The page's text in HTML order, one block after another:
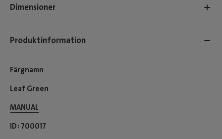
Dimensioner
Produktinformation
Färgnamn
Leaf Green
MANUAL
ID 700017